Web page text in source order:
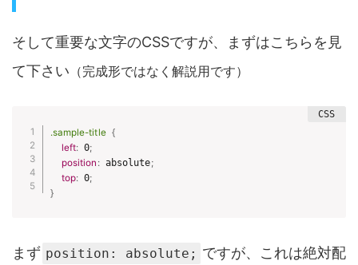
そして重要な文字のCSSですが、まずはこちらを見
て下さい （完成形ではなく解説用です）
.sample-title {
left: 0;
position : absolute;
top: 0;
}
まず position: absolute; ですが、これは絶対配